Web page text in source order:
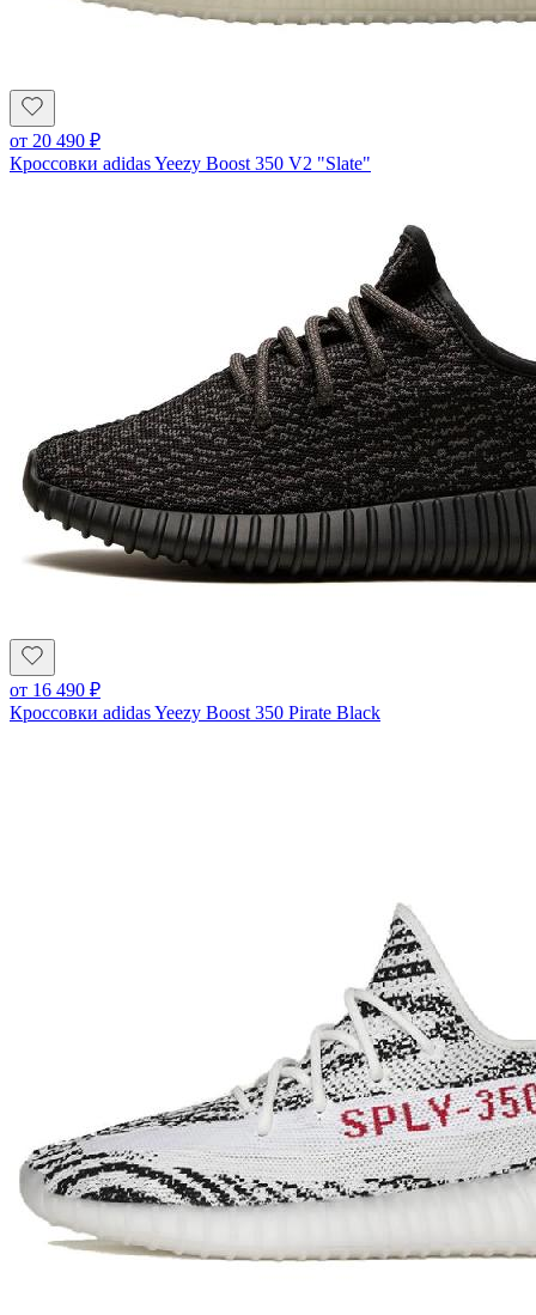
от 20 490 ₽
Кроссовки adidas Yeezy Boost 350 V2 "Slate"
от 16 490 ₽
Кроссовки adidas Yeezy Boost 350 Pirate Black